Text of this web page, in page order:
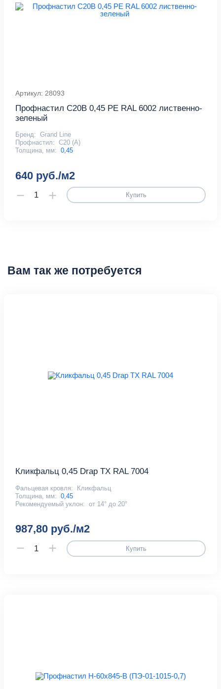
Артикул: 28093
Профнастил С20В 0,45 PE RAL 6002 лиственно-
зеленый
Бренд: Grand Line
Профнастил: С20 (А)
Толщина, мм: 0,45
640 руб./м2
Купить
Вам так же потребуется
Кликфальц 0,45 Drap TX RAL 7004
Фальцевая кровля:
Кликфальц
Толщина, мм: 0,45
Рекомендуемый уклон: от 14° до 20°
987,80 руб./м2
Купить